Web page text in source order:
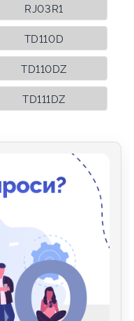
RJ03R1
TD110D
TD110DZ
TD111DZ